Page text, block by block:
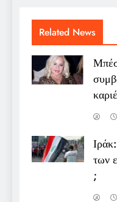
Related News
των
;